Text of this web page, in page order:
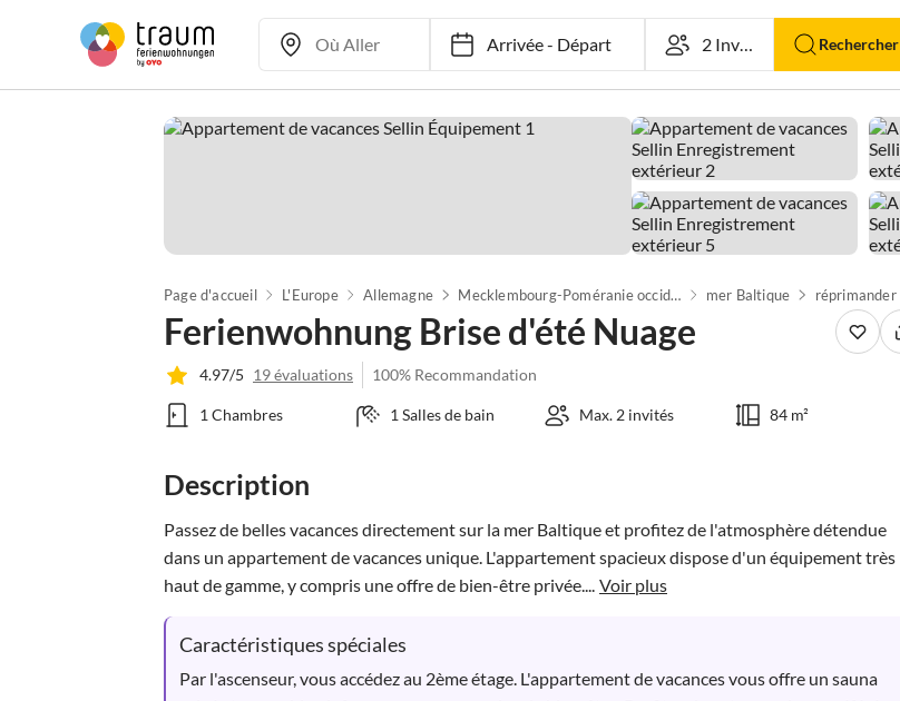
Arrivée-Départ Rechercher
Page d'accueil L'Europe Allemagne Mecklembourg-Poméranie occidentale mer Baltique réprimander
Ferienwohnung Brise d'été Nuage
4.97/5 19 évaluations 100% Recommandation
1 Chambres 1 Salles de bain Max. 2 invités 84 m²
Description
Passez de belles vacances directement sur la mer Baltique et profitez de l'atmosphère détendue
dans un appartement de vacances unique. L'appartement spacieux dispose d'un équipement très
haut de gamme, y compris une offre de bien-être privée.... Voir plus
Caractéristiques spéciales
Par l'ascenseur, vous accédez au 2ème étage. L'appartement de vacances vous offre un sauna